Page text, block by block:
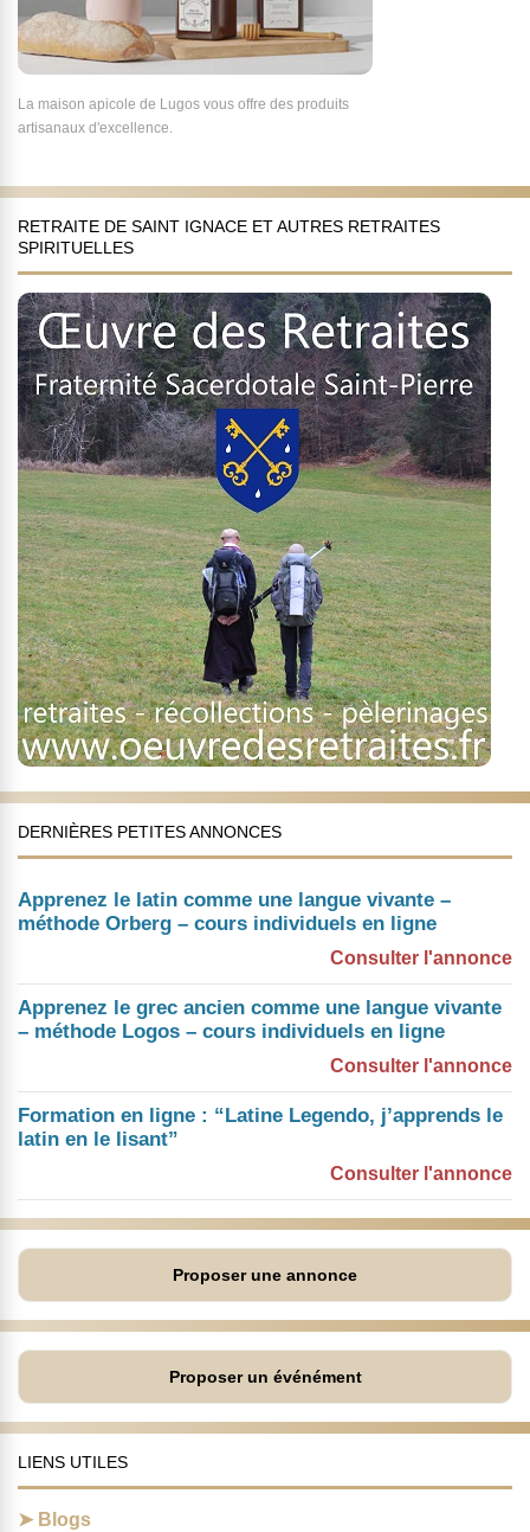
La maison apicole de Lugos vous offre des produits
artisanaux d'excellence.
RETRAITE DE SAINT IGNACE ET AUTRES RETRAITES
SPIRITUELLES
DERNIÈRES PETITES ANNONCES
Apprenez le latin comme une langue vivante –
méthode Orberg – cours individuels en ligne
Consulter l'annonce
Apprenez le grec ancien comme une langue vivante
– méthode Logos – cours individuels en ligne
Consulter l'annonce
Formation en ligne : “Latine Legendo, j’apprends le
latin en le lisant”
Consulter l'annonce
Proposer une annonce
Proposer un événément
LIENS UTILES
Blogs